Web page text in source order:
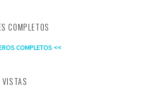
COMPLETOS
COMPLETOS <<